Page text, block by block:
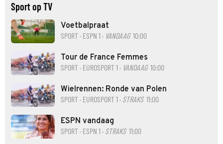
Sport op TV
Voetbalpraat
SPORT · ESPN 1 · VANDAAG10:00
Tour de France Femmes
SPORT · EUROSPORT 1 · VANDAAG10:00
Wielrennen: Ronde van Polen
SPORT · EUROSPORT 1 · STRAKS11:00
ESPN vandaag
SPORT · ESPN 1 · STRAKS11:00